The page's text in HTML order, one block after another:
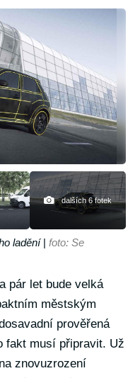
dalších 6 fotek
ladění| foto: Se
pár let bude velká
městským
prověřená
fakt musí připravit. Už
znovuzrození